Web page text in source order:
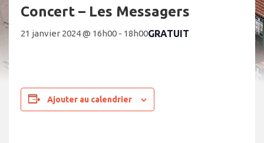
Concert – Les Messagers
21 janvier 2024 @ 16h00 - 18h00GRATUIT
Ajouter au calendrier